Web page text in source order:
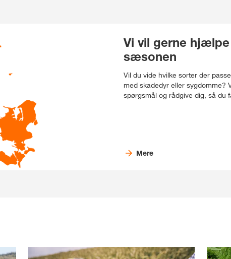
Vi vil gerne
sæsonen
Vil du vide hvilke sorter der
med skadedyr eller sygdomme?
spørgsmål og rådgive dig, så du
Mere